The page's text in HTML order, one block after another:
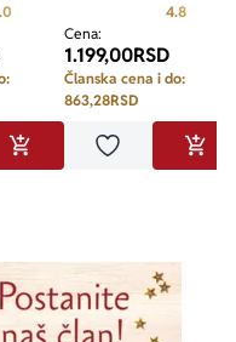
5 Prosecna ocena je 5.0 od 5
DODAJ U KORPU
4.8
Cena:
1.199,00RSD
Članska cena i do:
863,28RSD
Dodaj u